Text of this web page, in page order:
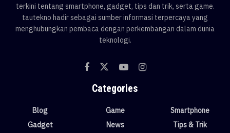
terkini tentang smartphone, gadget, tips dan trik, serta game.
tautekno hadir sebagai sumber informasi terpercaya yang
menghubungkan pembaca dengan perkembangan dalam dunia
teknologi.
Categories
Blog
Gadget
Game
News
Smartphone
Tips & Trik